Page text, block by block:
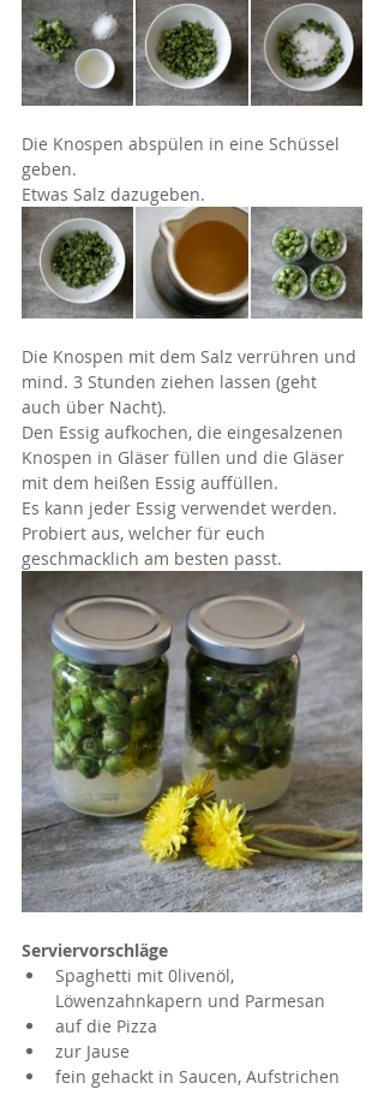
Die Knospen abspülen in eine Schüssel
geben.
Etwas Salz dazugeben.
Die Knospen mit dem Salz verrühren und
mind. 3 Stunden ziehen lassen (geht
auch über Nacht).
Den Essig aufkochen, die eingesalzenen
Knospen in Gläser füllen und die Gläser
mit dem heißen Essig auffüllen.
Es kann jeder Essig verwendet werden.
Probiert aus, welcher für euch
geschmacklich am besten passt.
Serviervorschläge
Spaghetti mit 0livenöl,
Löwenzahnkapern und Parmesan
auf die Pizza
zur Jause
fein gehackt in Saucen, Aufstrichen